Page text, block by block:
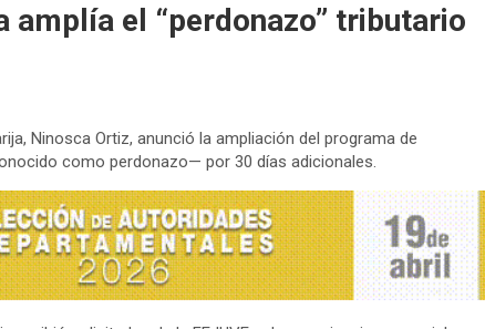
amplía el “perdonazo” tributario
Ninosca Ortiz, anunció la ampliación del programa de
como perdonazo— por 30 días adicionales.